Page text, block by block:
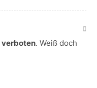
verboten. Weiß doch